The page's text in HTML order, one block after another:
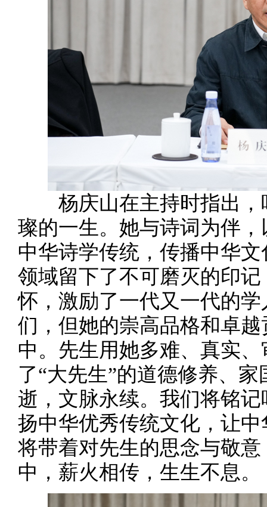
杨庆山在主持时指出，
璨的一生。她与诗词为伴
中华诗学传统，传播中华
领域留下了不可磨灭的印
怀，激励了一代又一代的
们，但她的崇高品格和卓
中。先生用她多难、真实
了“大先生”的道德修养、
逝，文脉永续。我们将铭
扬中华优秀传统文化，让
将带着对先生的思念与敬
中，薪火相传，生生不息。